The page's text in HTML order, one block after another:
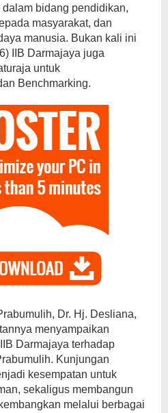
bidang pendidikan,
masyarakat, dan
manusia. Bukan kali ini
IIB Darmajaya juga
untuk
Benchmarking.
Dr. Hj. Desliana,
menyampaikan
Darmajaya terhadap
Kunjungan
kesempatan untuk
sekaligus membangun
melalui berbagai